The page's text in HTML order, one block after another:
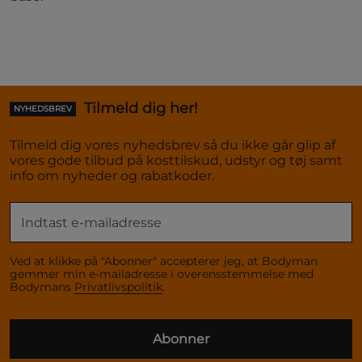
NYHEDSBREV Tilmeld dig her!
Tilmeld dig vores nyhedsbrev så du ikke går glip af
vores gode tilbud på kosttilskud, udstyr og tøj samt
info om nyheder og rabatkoder.
Ved at klikke på "Abonner" accepterer jeg, at Bodyman
gemmer min e-mailadresse i overensstemmelse med
Bodymans Privatlivspolitik.
Abonner